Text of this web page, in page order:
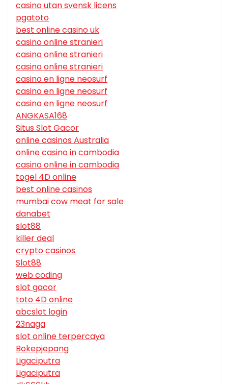
casino utan svensk licens
pgatoto
best online casino uk
casino online stranieri
casino online stranieri
casino online stranieri
casino en ligne neosurf
casino en ligne neosurf
casino en ligne neosurf
ANGKASA168
Situs Slot Gacor
online casinos Australia
online casino in cambodia
casino online in cambodia
togel 4D online
best online casinos
mumbai cow meat for sale
danabet
slot88
killer deal
crypto casinos
Slot88
web coding
slot gacor
toto 4D online
abcslot login
23naga
slot online terpercaya
Bokepjepang
Ligaciputra
Ligaciputra